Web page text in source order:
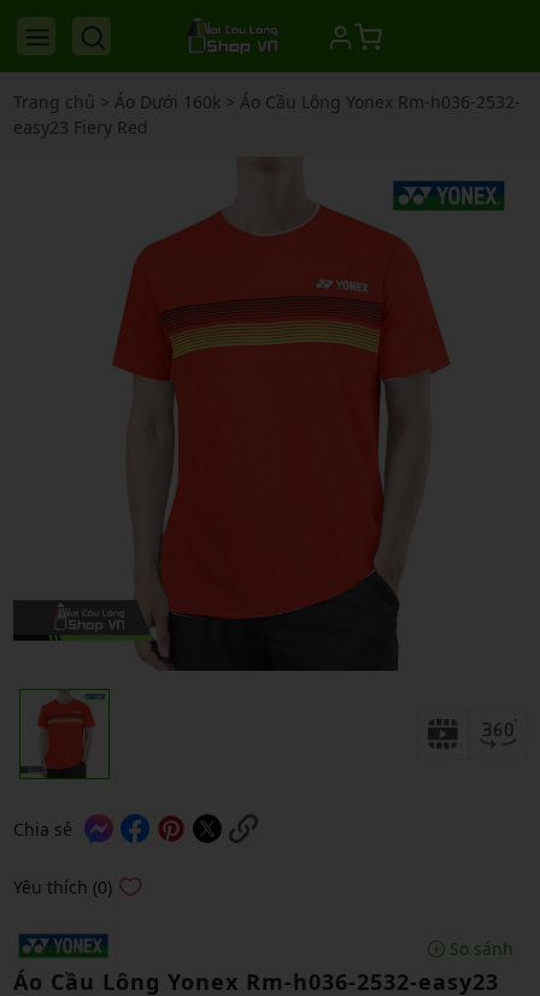
Trang chủ > Áo Dưới 160k> Áo Cầu Lông Yonex Rm-h036-2532-
easy23 Fiery Red
Chia sẻ
Yêu thích (0)
So sánh
Áo Cầu Lông Yonex Rm-h036-2532-easy23